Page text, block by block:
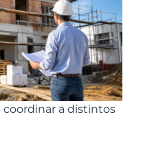
coordinar a distintos